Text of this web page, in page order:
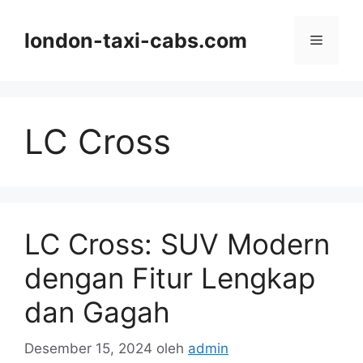
london-taxi-cabs.com Menu
LC Cross
LC Cross: SUV Modern
dengan Fitur Lengkap
dan Gagah
Desember 15, 2024 oleh admin